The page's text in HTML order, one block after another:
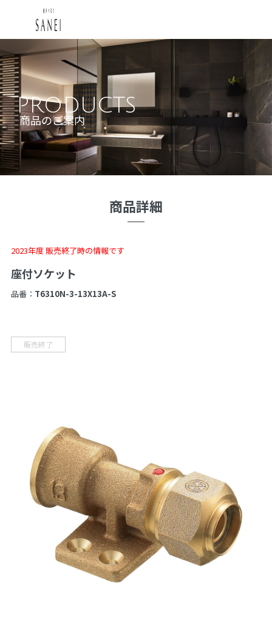
PRODUCTS
商品のご案内
商品詳細
2023年度 販売終了時の情報です
座付ソケット
品番： T6310N-3-13X13A-S
販売終了